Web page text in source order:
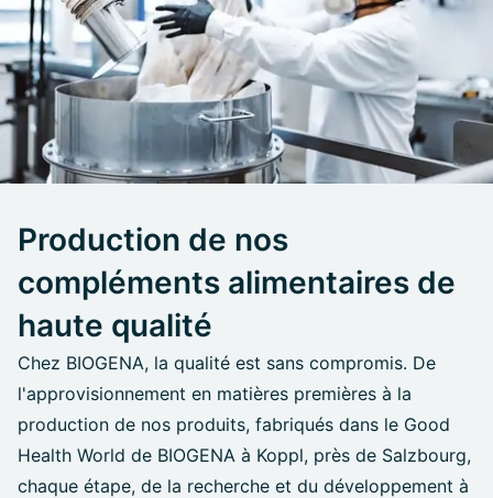
Production de nos
compléments alimentaires de
haute qualité
Chez BIOGENA, la qualité est sans compromis. De
l'approvisionnement en matières premières à la
production de nos produits, fabriqués dans le Good
Health World de BIOGENA à Koppl, près de Salzbourg,
chaque étape, de la recherche et du développement à